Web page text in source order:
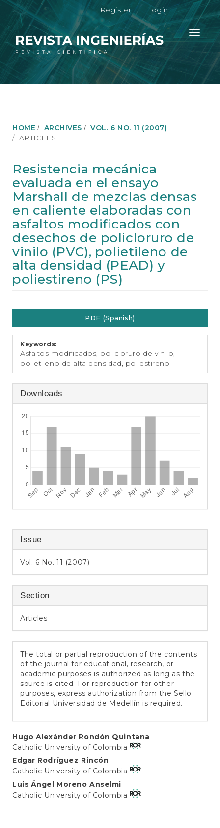
M
a
n
N
a
g
n
M
n
C
o
n
t
e
n
t
S
d
e
r
Register Login
Toggle
HOME ARCHIVES
VOL. 6 NO. 11 (2007)
ARTICLES
Resistencia mecánica
evaluada en el ensayo
Marshall de mezclas densas
en caliente elaboradas con
asfaltos modificados con
desechos de policloruro de
vinilo (PVC), polietileno de
alta densidad (PEAD) y
poliestireno (PS)
Article
Sidebar
PDF (Spanish)
Keywords:
Asfaltos modificados, policloruro de vinilo,
polietileno de alta densidad, poliestireno
Downloads
Issue
Vol. 6 No. 11 (2007)
Section
Articles
The total or partial reproduction of the contents
of the journal for educational, research, or
academic purposes is authorized as long as the
source is cited. For reproduction for other
purposes, express authorization from the Sello
Editorial Universidad de Medellín is required.
Main
Article
Content
Hugo Alexánder Rondón Quintana
Catholic University of Colombia
Edgar Rodríguez Rincón
Catholic University of Colombia
Luis Ángel Moreno Anselmi
Catholic University of Colombia